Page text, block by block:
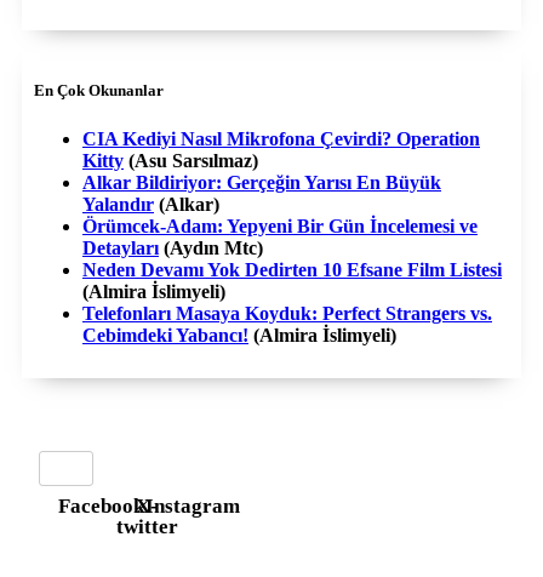
En Çok Okunanlar
CIA Kediyi Nasıl Mikrofona Çevirdi? Operation
Kitty (Asu Sarsılmaz)
Alkar Bildiriyor: Gerçeğin Yarısı En Büyük
Yalandır (Alkar)
Örümcek-Adam: Yepyeni Bir Gün İncelemesi ve
Detayları (Aydın Mtc)
Neden Devamı Yok Dedirten 10 Efsane Film Listesi
(Almira İslimyeli)
Telefonları Masaya Koyduk: Perfect Strangers vs.
Cebimdeki Yabancı! (Almira İslimyeli)
FacebookX-
twitter
Instagram